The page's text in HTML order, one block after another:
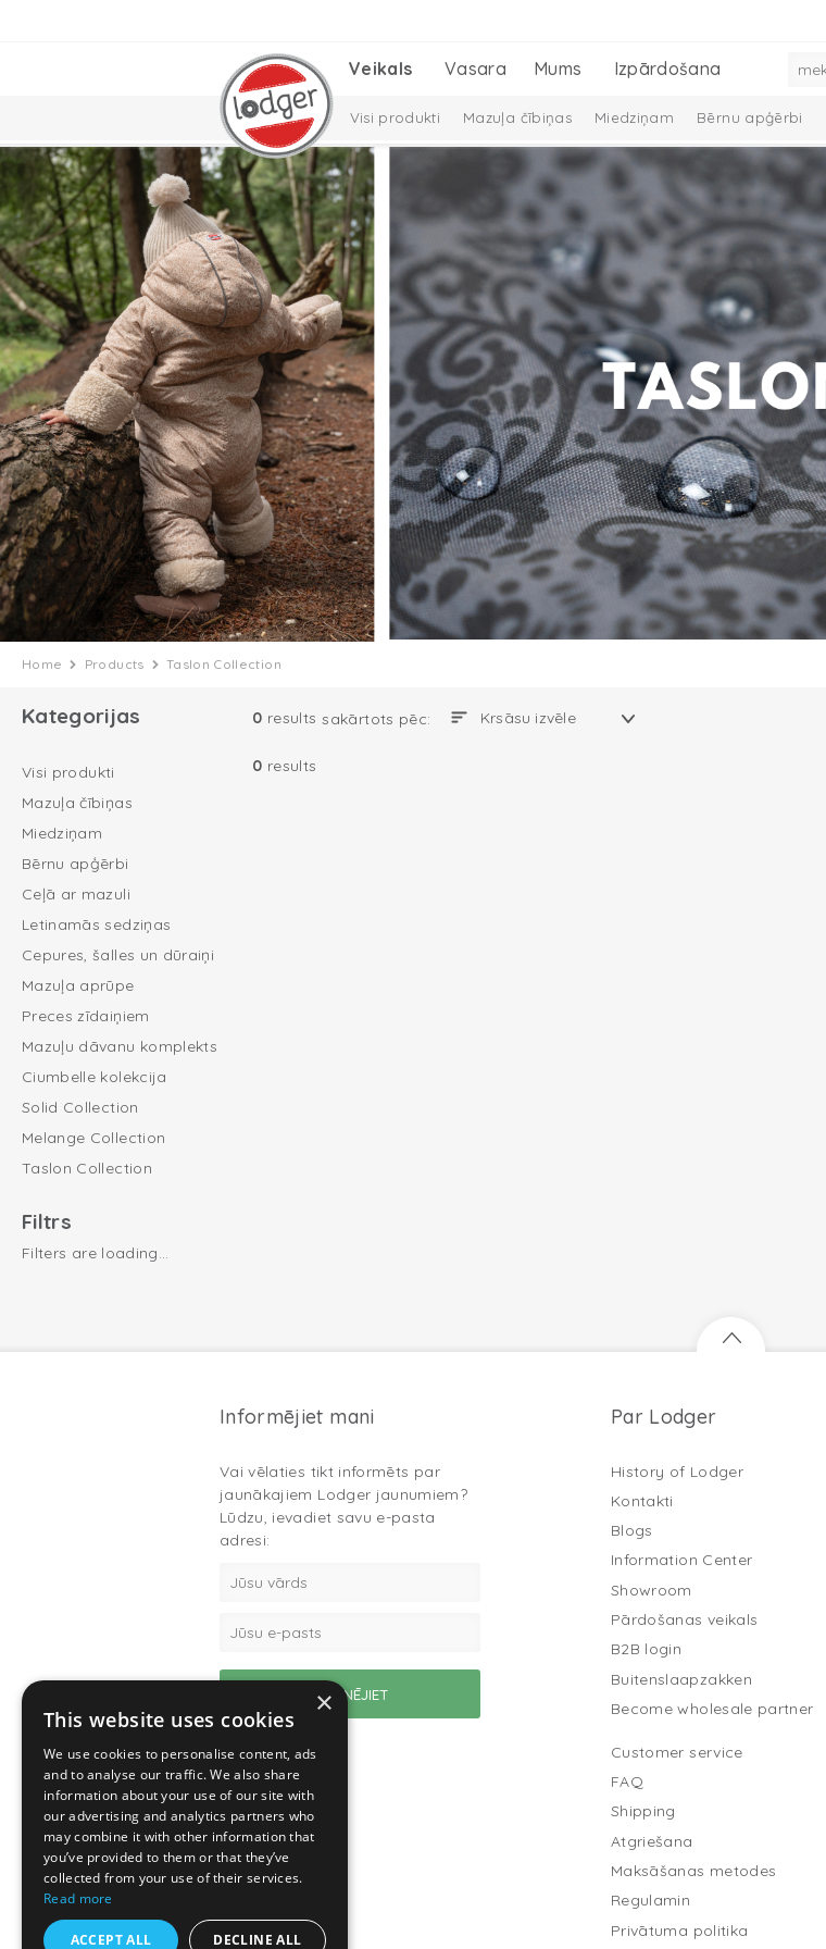
Veikals Vasara Mums Izpārdošana
Visi produkti Mazuļa čībiņas Miedziņam Bērnu apģērbi
Cepures, šalles un dūraiņi Mazuļa aprūpe Preces zīdaiņiem
Solid Collection Melange Collection Taslon Collection
Home Products Taslon Collection
Kategorijas
Visi produkti
Mazuļa čībiņas
Miedziņam
Bērnu apģērbi
Ceļā ar mazuli
Letinamās sedziņas
Cepures, šalles un dūraiņi
Mazuļa aprūpe
Preces zīdaiņiem
Mazuļu dāvanu komplekts
Ciumbelle kolekcija
Solid Collection
Melange Collection
Taslon Collection
Filtrs
Filters are loading...
0 results sakārtots pēc:
0 results
Informējiet mani
Vai vēlaties tikt informēts par
jaunākajiem Lodger jaunumiem?
Lūdzu, ievadiet savu e-pasta
adresi:
Par Lodger
History of Lodger
Kontakti
Blogs
Information Center
Showroom
Pārdošanas veikals
B2B login
Buitenslaapzakken
Become wholesale partner
Customer service
FAQ
Shipping
Atgriešana
Maksāšanas metodes
Regulamin
Privātuma politika
×
This website uses cookies
We use cookies to personalise content, ads
and to analyse our traffic. We also share
information about your use of our site with
our advertising and analytics partners who
may combine it with other information that
you’ve provided to them or that they’ve
collected from your use of their services.
Read more
ACCEPT ALL DECLINE ALL